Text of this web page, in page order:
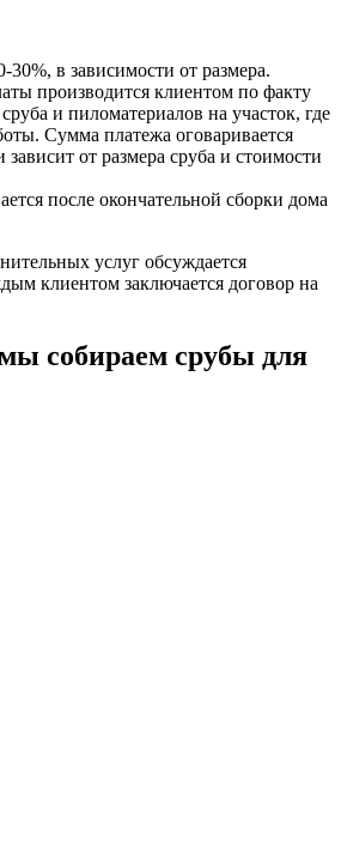
30%, в зависимости от размера.
производится клиентом по факту
и пиломатериалов на участок, где
Сумма платежа оговаривается
от размера сруба и стоимости
после окончательной сборки дома
услуг обсуждается
клиентом заключается договор на
собираем срубы для